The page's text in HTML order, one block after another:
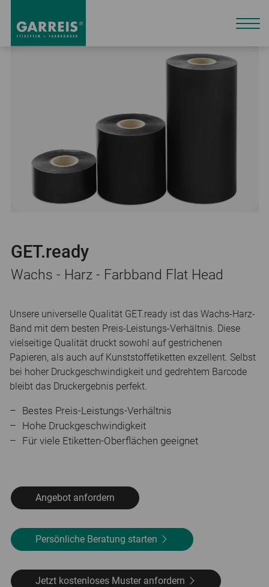
GET.ready
Wachs - Harz - Farbband Flat Head
Unsere universelle Qualität GET.ready ist das Wachs-Harz-
Band mit dem besten Preis-Leistungs-Verhältnis. Diese
vielseitige Qualität druckt sowohl auf gestrichenen
Papieren, als auch auf Kunststoffetiketten exzellent. Selbst
bei hoher Druckgeschwindigkeit und gedrehtem Barcode
bleibt das Druckergebnis perfekt.
Bestes Preis-Leistungs-Verhältnis
Hohe Druckgeschwindigkeit
Für viele Etiketten-Oberflächen geeignet
Angebot anfordern
Persönliche Beratung starten
Jetzt kostenloses Muster anfordern